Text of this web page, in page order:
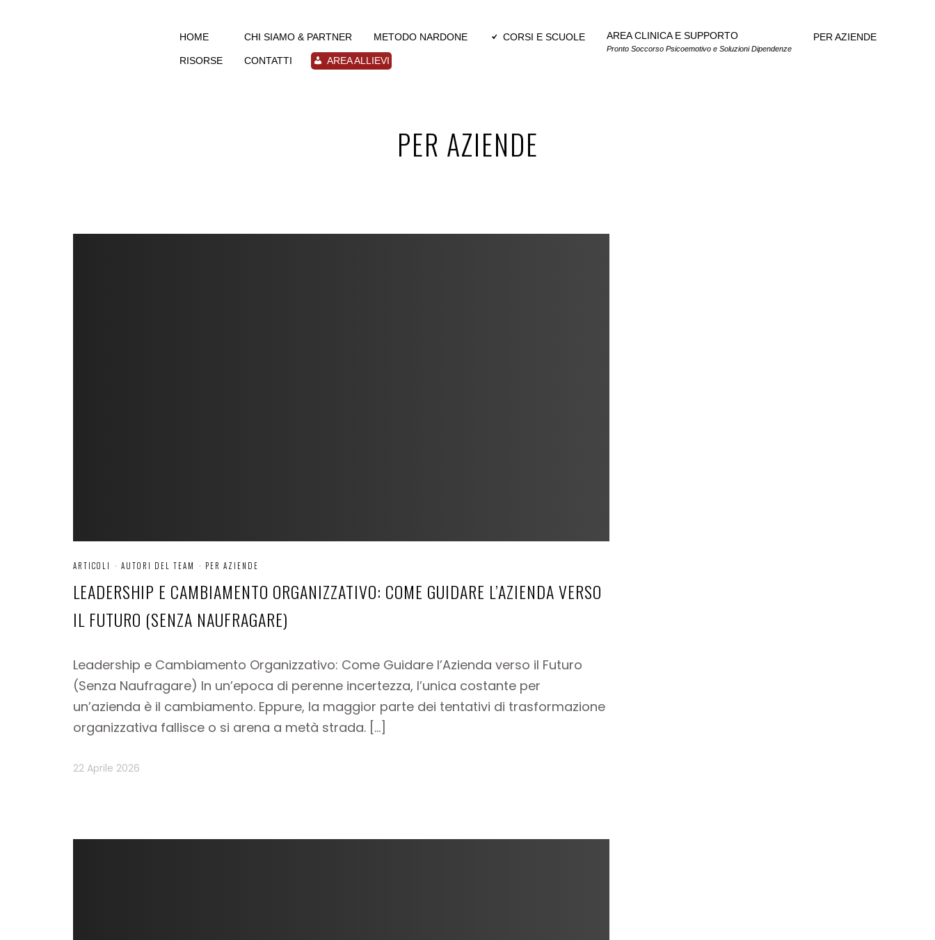
HOME CHI SIAMO & PARTNER METODO NARDONE CORSI E SCUOLE AREA CLINICA E SUPPORTO
Pronto Soccorso Psicoemotivo e Soluzioni Dipendenze
PER AZIENDE
RISORSE CONTATTI AREA ALLIEVI
PER AZIENDE
ARTICOLI · AUTORI DEL TEAM · PER AZIENDE
LEADERSHIP E CAMBIAMENTO ORGANIZZATIVO: COME GUIDARE L’AZIENDA VERSO
IL FUTURO (SENZA NAUFRAGARE)
Leadership e Cambiamento Organizzativo: Come Guidare l’Azienda verso il Futuro
(Senza Naufragare) In un’epoca di perenne incertezza, l’unica costante per
un’azienda è il cambiamento. Eppure, la maggior parte dei tentativi di trasformazione
organizzativa fallisce o si arena a metà strada. […]
22 Aprile 2026